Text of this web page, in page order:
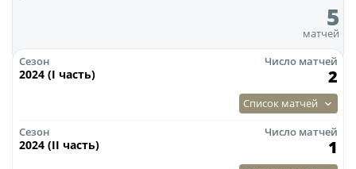
Турнир Объединенного Чемпионата по
футболу "Содружество" среди юношей
2011-2012 годов рождения (U-15)
Календарь и результаты матчей
матчей
5
Сезон
2024 (I часть)
Число матчей
2
Список матчей
Сезон
2024 (II часть)
Число матчей
1